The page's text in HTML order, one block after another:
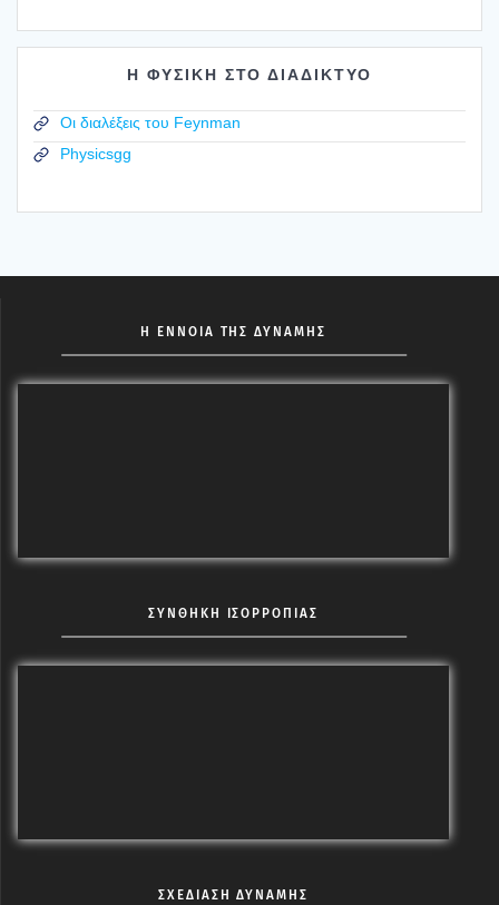
Η ΦΥΣΙΚΗ ΣΤΟ ΔΙΑΔΙΚΤΥΟ
Οι διαλέξεις του Feynman
Physicsgg
Η ΕΝΝΟΙΑ ΤΗΣ ΔΥΝΑΜΗΣ
ΣΥΝΘΗΚΗ ΙΣΟΡΡΟΠΙΑΣ
ΣΧΕΔΙΑΣΗ ΔΥΝΑΜΗΣ